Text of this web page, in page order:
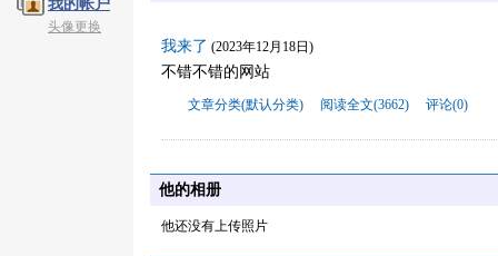
我的帐户
头像更换
我来了 (2023年12月18日)
不错不错的网站
文章分类(默认分类) 阅读全文(3662) 评论(0)
他的相册
他还没有上传照片